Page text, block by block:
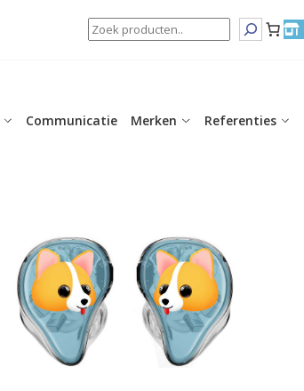
Search
Communicatie Merken Referenties